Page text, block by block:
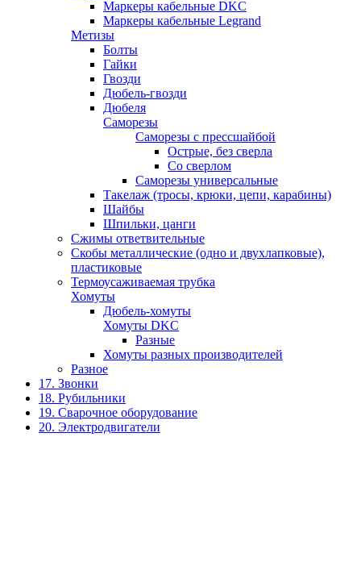
Маркеры кабельные DKC
Маркеры кабельные Legrand
Метизы
Болты
Гайки
Гвозди
Дюбель-гвозди
Дюбеля
Саморезы
Саморезы с прессшайбой
Острые, без сверла
Со сверлом
Саморезы универсальные
Такелаж (тросы, крюки, цепи, карабины)
Шайбы
Шпильки, цанги
Сжимы ответвительные
Скобы металлические (одно и двухлапковые),
пластиковые
Термоусаживаемая трубка
Хомуты
Дюбель-хомуты
Хомуты DKC
Разные
Хомуты разных производителей
Разное
17. Звонки
18. Рубильники
19. Сварочное оборудование
20. Электродвигатели